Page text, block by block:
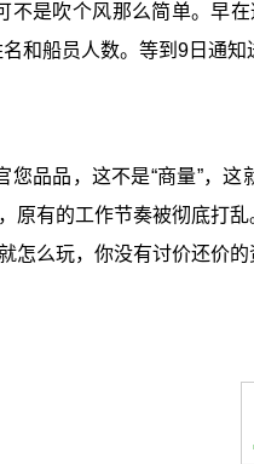
不是吹个风那么简单。早
和船员人数。等到9日通
您品品，这不是“商量”，
原有的工作节奏被彻底打
怎么玩，你没有讨价还价